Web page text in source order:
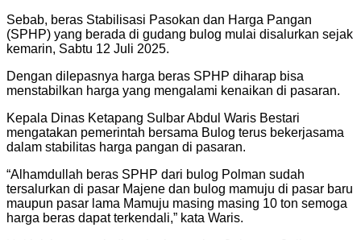
Sebab, beras Stabilisasi Pasokan dan Harga Pangan
(SPHP) yang berada di gudang bulog mulai disalurkan sejak
kemarin, Sabtu 12 Juli 2025.
Dengan dilepasnya harga beras SPHP diharap bisa
menstabilkan harga yang mengalami kenaikan di pasaran.
Kepala Dinas Ketapang Sulbar Abdul Waris Bestari
mengatakan pemerintah bersama Bulog terus bekerjasama
dalam stabilitas harga pangan di pasaran.
“Alhamdullah beras SPHP dari bulog Polman sudah
tersalurkan di pasar Majene dan bulog mamuju di pasar baru
maupun pasar lama Mamuju masing masing 10 ton semoga
harga beras dapat terkendali,” kata Waris.